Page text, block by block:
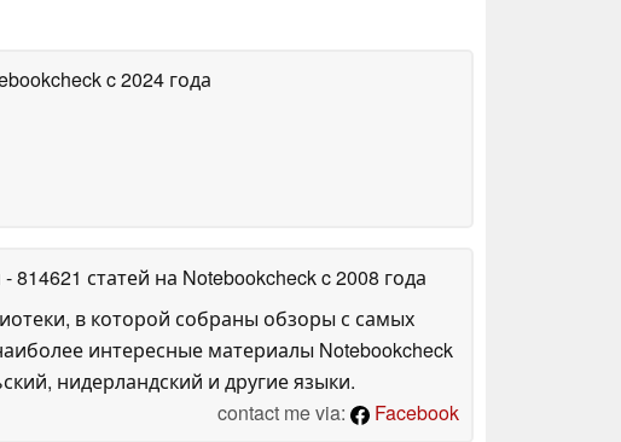
c 2024 года
- 814621 статей на Notebookcheckc 2008 года
в которой собраны обзоры с самых
интересные материалы Notebookcheck
нидерландский и другие языки.
contact me via:
Facebook